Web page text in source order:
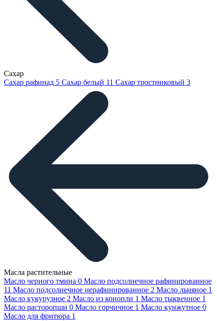
Сахар
Сахар рафинад 5 Сахар белый 11 Сахар тростниковый 3
Масла растительные
Масло черного тмина 0 Масло подсолнечное рафинированное
11 Масло подсолнечное нерафинированное 2 Масло льняное 1
Масло кукурузное 2 Масло из конопли 1 Масло тыквенное 1
Масло расторопши 0 Масло горчичное 1 Масло кунжутное 0
Масло для фритюра 1